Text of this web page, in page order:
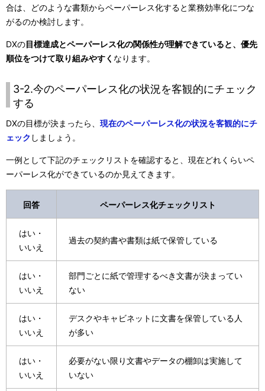
合は、どのような書類からペーパーレス化すると業務効率化につな
がるのか検討します。
DXの目標達成とペーパーレス化の関係性が理解できていると、優先
順位をつけて取り組みやすく なります。
3-2.今のペーパーレス化の状況を客観的にチェック
する
DXの目標が決まったら、 現在のペーパーレス化の状況を客観的にチ
ェック しましょう。
一例として下記のチェックリストを確認すると、現在どれくらいペ
ーパーレス化ができているのか見えてきます。
回答 ペーパーレス化チェックリスト
はい・
いいえ
過去の契約書や書類は紙で保管している
はい・
いいえ
部門ごとに紙で管理するべき文書が決まってい
ない
はい・
いいえ
デスクやキャビネットに文書を保管している人
が多い
はい・
いいえ
必要がない限り文書やデータの棚卸は実施して
いない